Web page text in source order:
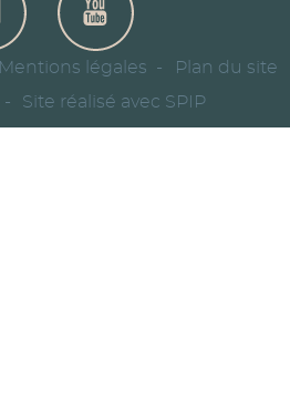
Mentions légales
Plan du site
Site réalisé avec SPIP